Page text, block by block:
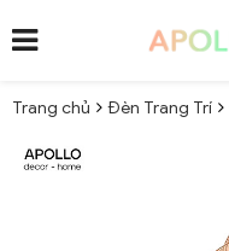
Trang chủ Đèn Trang Trí